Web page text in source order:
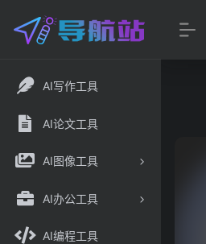
AI写作工具
AI论文工具
AI图像工具
AI办公工具
AI编程工具